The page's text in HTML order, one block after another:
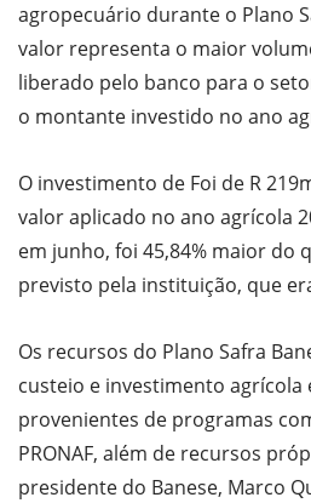
agropecuário durante o Plano
valor representa o maior
liberado pelo banco para o
o montante investido no ano
O investimento de Foi de R
valor aplicado no ano agrícola
em junho, foi 45,84% maior do
previsto pela instituição, que
Os recursos do Plano Safra
custeio e investimento agrícola
provenientes de programas
PRONAF, além de recursos
presidente do Banese, Marco